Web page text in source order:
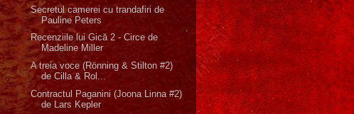
Secretul camerei cu trandafiri de
Pauline Peters
Recenziile lui Gică 2 - Circe de
Madeline Miller
A treia voce (Rönning & Stilton #2)
de Cilla & Rol...
Contractul Paganini (Joona Linna #2)
de Lars Kepler